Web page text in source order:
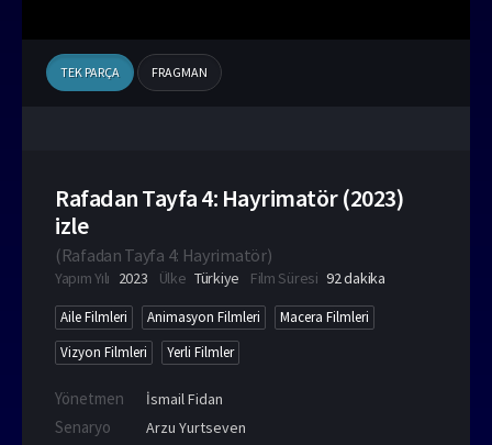
TEK PARÇA FRAGMAN
Rafadan Tayfa 4: Hayrimatör (2023)
izle
(Rafadan Tayfa 4: Hayrimatör)
Yapım Yılı 2023 Ülke Türkiye Film Süresi 92 dakika
Aile Filmleri Animasyon Filmleri
Macera Filmleri
Vizyon Filmleri
Yerli Filmler
Yönetmen İsmail Fidan
Senaryo
Arzu Yurtseven